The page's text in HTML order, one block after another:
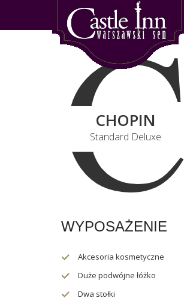
C
CHOPIN
Standard Deluxe
WYPOSAŻENIE
Akcesoria kosmetyczne
Duże podwójne łóżko
Dwa stołki